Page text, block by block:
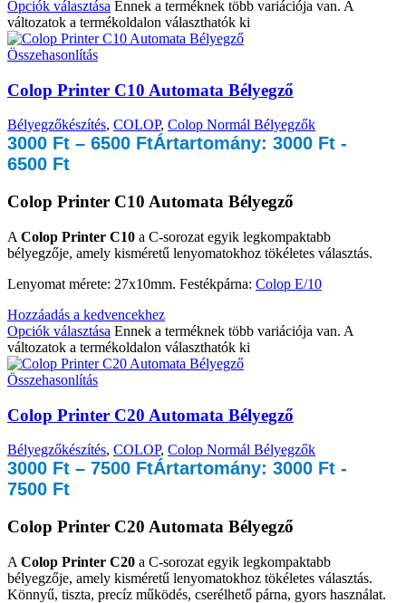
Opciók választása Ennek a terméknek több variációja van. A
változatok a termékoldalon választhatók ki
Összehasonlítás
Colop Printer C10 Automata Bélyegző
Bélyegzőkészítés, COLOP, Colop Normál Bélyegzők
3000 Ft – 6500 FtÁrtartomány: 3000 Ft -
6500 Ft
Colop Printer C10 Automata Bélyegző
A Colop Printer C10 a C-sorozat egyik legkompaktabb
bélyegzője, amely kisméretű lenyomatokhoz tökéletes választás.
Lenyomat mérete: 27x10mm. Festékpárna: Colop E/10
Hozzáadás a kedvencekhez
Opciók választása Ennek a terméknek több variációja van. A
változatok a termékoldalon választhatók ki
Összehasonlítás
Colop Printer C20 Automata Bélyegző
Bélyegzőkészítés, COLOP, Colop Normál Bélyegzők
3000 Ft – 7500 FtÁrtartomány: 3000 Ft -
7500 Ft
Colop Printer C20 Automata Bélyegző
A Colop Printer C20 a C-sorozat egyik legkompaktabb
bélyegzője, amely kisméretű lenyomatokhoz tökéletes választás.
Könnyű, tiszta, precíz működés, cserélhető párna, gyors használat.